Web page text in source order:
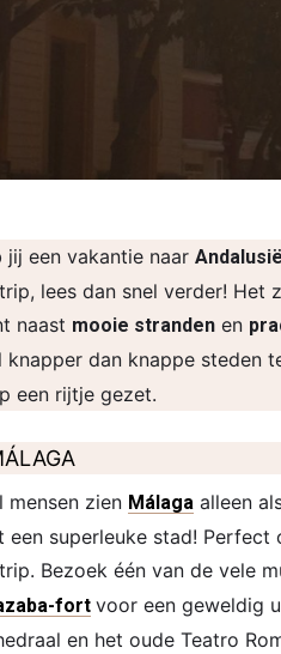
jij een vakantie naar Andalusië
lees dan snel verder! Het
naast mooie stranden en
knapper dan knappe steden
een rijtje gezet.
mensen zien Málaga alleen
een superleuke stad!
Bezoek één van de vele
fort voor een geweldig
en het oude Teatro